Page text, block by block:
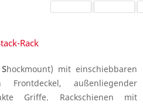
Rack
Shockmount) mit einschiebbaren
außenliegender
Griffe. Rackschienen mit